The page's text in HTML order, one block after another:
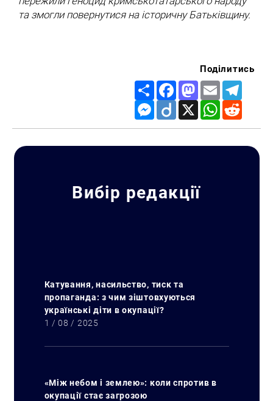
Пошук за запитом:
та змогли повернутися на історичну Батьківщину.
Поділитись
Share FacebookMastodon
Email
Messenger
Diigo X WhatsApp
Вибір редакції
Катування, насильство, тиск та
пропаганда: з чим зіштовхуються
українські діти в окупації?
1 / 08 / 2025
«Між небом і землею»: коли спротив в
окупації стає загрозою